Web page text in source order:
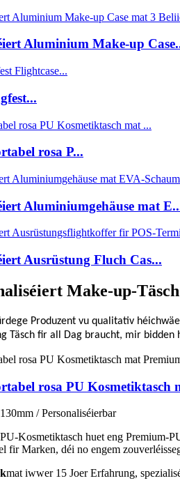
Aluminium Make-up
rosa P...
Aluminiumgehäuse mat
Ausrüstung Fluch Cas...
Make-up-
Produzent vu qualitativ
Täsch fir all Dag braucht, mir
rosa PU Kosmetiktasch
/ Personaliséierbar
Kosmetiktasch huet eng Premium-
fir Marken, déi no engem
mat iwwer 15 Joer Erfahrung,